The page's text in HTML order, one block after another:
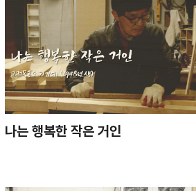
나는 행복한 작은 거인